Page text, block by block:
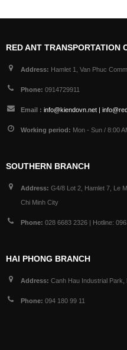
RED ANT TRANSPORTATION
Address: Hamlet 1, Van Phuc
Phone: 0914729911
Email : info@kiendovn.net |
Working period: Mon - Sun / 8:00
SOUTHERN BRANCH
Address: G4/8 Lot 2, Hamlet 7, Le
Chi Minh City
Phone: 028 6683 2326 | Hotline:
HAI PHONG BRANCH
Address: Canh Hau Industrial Park,
Phone: 094 180 99 11